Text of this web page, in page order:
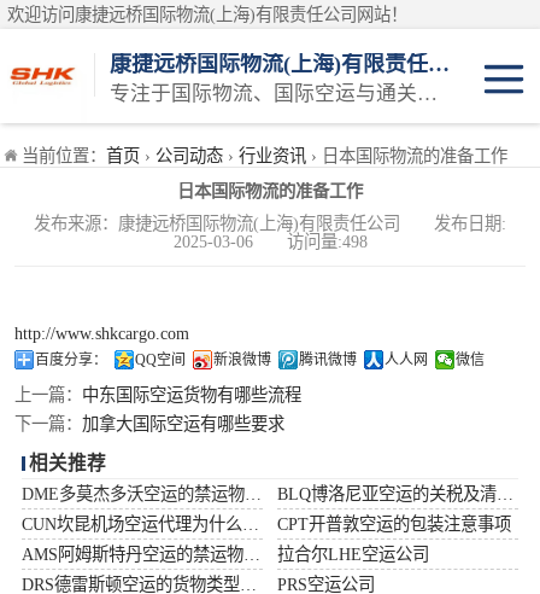
欢迎访问康捷远桥国际物流(上海)有限责任公司网站！
康捷远桥国际物流(上海)有限责任公司
专注于国际物流、国际空运与通关一体化一站式物流服务商
当前位置： 首页 › 公司动态 › 行业资讯 › 日本国际物流的准备工作
日本国际物流的准备工作
发布来源：康捷远桥国际物流(上海)有限责任公司 发布日期:
2025-03-06 访问量:498
http://www.shkcargo.com
百度分享： QQ空间 新浪微博 腾讯微博 人人网 微信
上一篇： 中东国际空运货物有哪些流程
下一篇： 加拿大国际空运有哪些要求
相关推荐
CPT开普敦空运的包装注意事项
拉合尔LHE空运公司
PRS空运公司
日本空运
韩国空运
印度空运
巴基斯坦空运
澳大利亚空运
俄罗斯空运
加拿大空运